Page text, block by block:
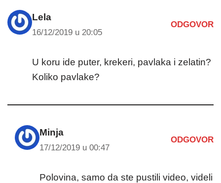
Lela
16/12/2019 u 20:05
ODGOVOR
U koru ide puter, krekeri, pavlaka i zelatin?
Koliko pavlake?
Minja
17/12/2019 u 00:47
ODGOVOR
Polovina, samo da ste pustili video, videli